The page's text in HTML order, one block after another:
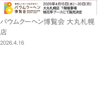
バウムクーヘン博覧会 大丸札幌
店
2026.4.16